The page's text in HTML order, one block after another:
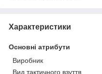
Характеристики
Основні атрибути
Виробник
Вид тактичного взуття